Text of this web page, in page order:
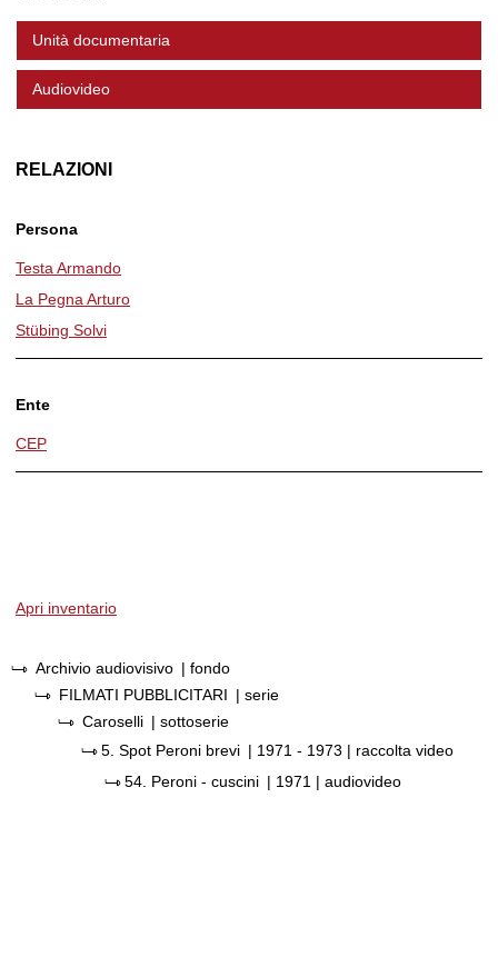
Unità documentaria
Audiovideo
RELAZIONI
Persona
Testa Armando
La Pegna Arturo
Stübing Solvi
Ente
CEP
Apri inventario
Archivio audiovisivo | fondo
FILMATI PUBBLICITARI | serie
Caroselli | sottoserie
5. Spot Peroni brevi | 1971 - 1973 | raccolta video
54. Peroni - cuscini | 1971 | audiovideo